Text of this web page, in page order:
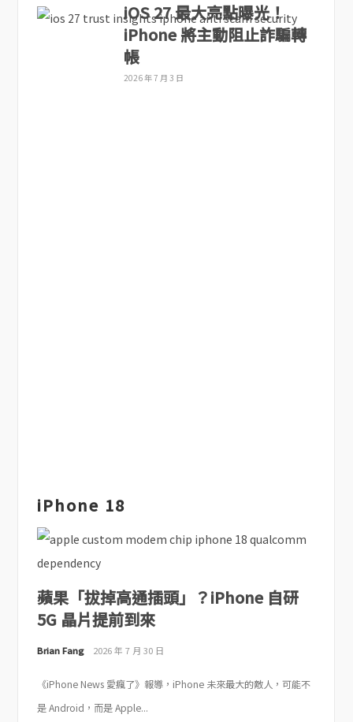
iOS 27 最大亮點曝光！
iPhone 將主動阻止詐騙轉
帳
2026 年 7 月 3 日
iPhone 18
蘋果「拔掉高通插頭」？iPhone 自研
5G 晶片提前到來
Brian Fang 2026 年 7 月 30 日
《iPhone News 愛瘋了》報導，iPhone 未來最大的敵人，可能不
是 Android，而是 Apple...